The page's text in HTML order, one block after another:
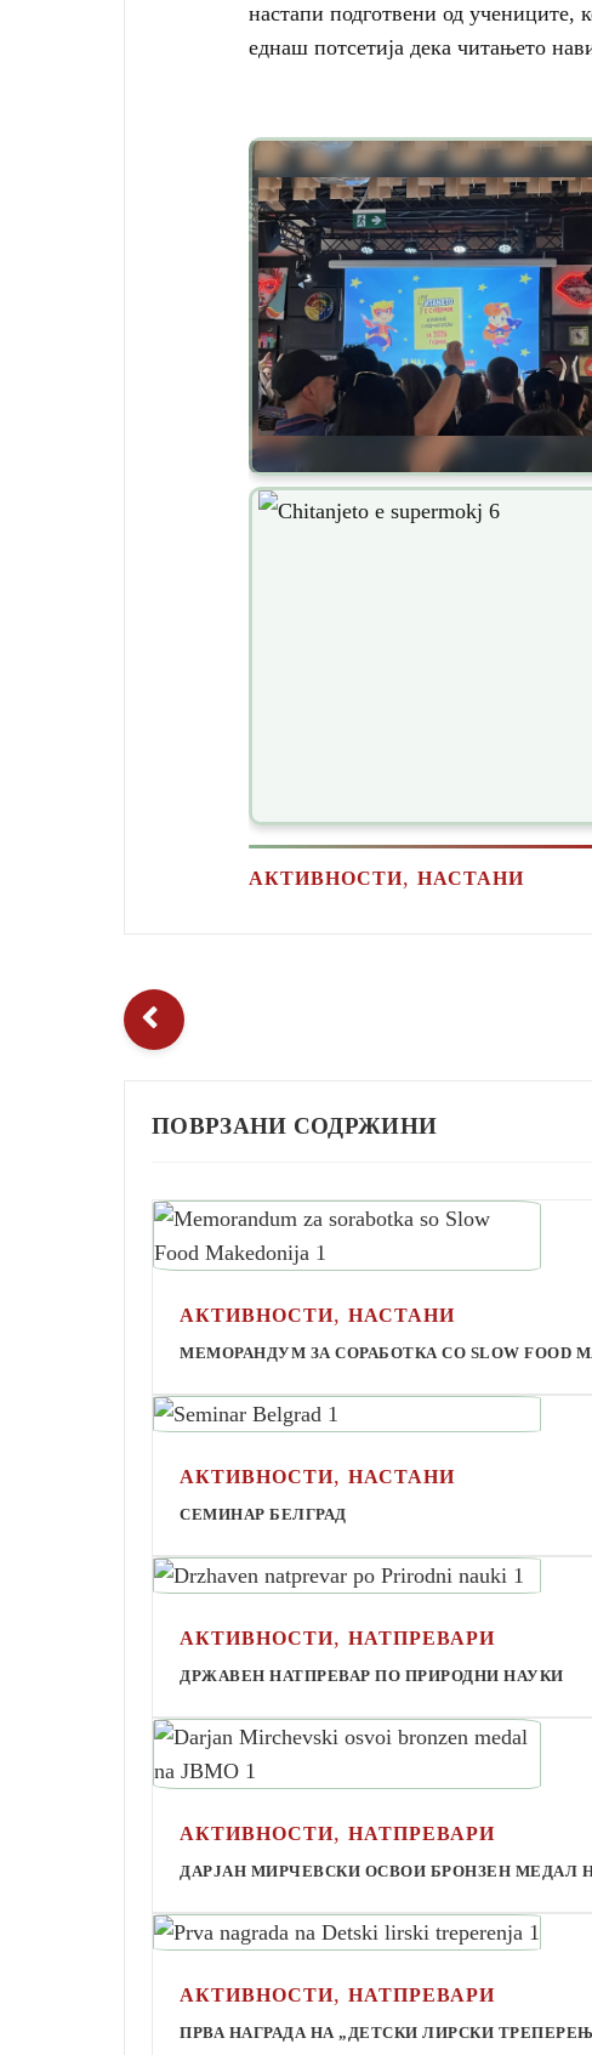
настапи подготвени од учениците,
еднаш потсетија дека читањето
АКТИВНОСТИ, НАСТАНИ
ПОВРЗАНИ СОДРЖИНИ
АКТИВНОСТИ, НАСТАНИ
МЕМОРАНДУМ ЗА СОРАБОТКА СО SLOW FOOD
АКТИВНОСТИ, НАСТАНИ
СЕМИНАР БЕЛГРАД
АКТИВНОСТИ, НАТПРЕВАРИ
ДРЖАВЕН НАТПРЕВАР ПО ПРИРОДНИ НАУКИ
АКТИВНОСТИ, НАТПРЕВАРИ
ДАРЈАН МИРЧЕВСКИ ОСВОИ БРОНЗЕН МЕДАЛ
АКТИВНОСТИ, НАТПРЕВАРИ
ПРВА НАГРАДА НА „ДЕТСКИ ЛИРСКИ